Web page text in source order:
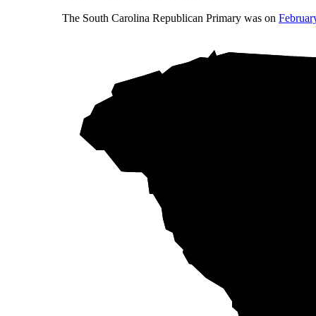
The South Carolina Republican Primary was on